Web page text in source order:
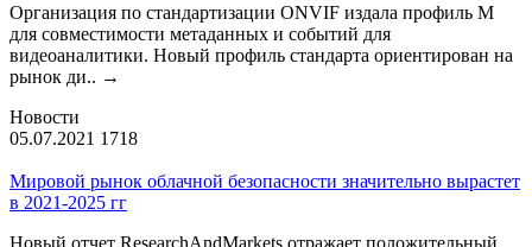
Организация по стандартизации ONVIF издала профиль М
для совместимости метаданных и событий для
видеоаналитики. Новый профиль стандарта ориентирован на
рынок ди.. →
Новости
05.07.2021 1718
Мировой рынок облачной безопасности значительно вырастет
в 2021-2025 гг
Новый отчет ResearchAndMarkets отражает положительный